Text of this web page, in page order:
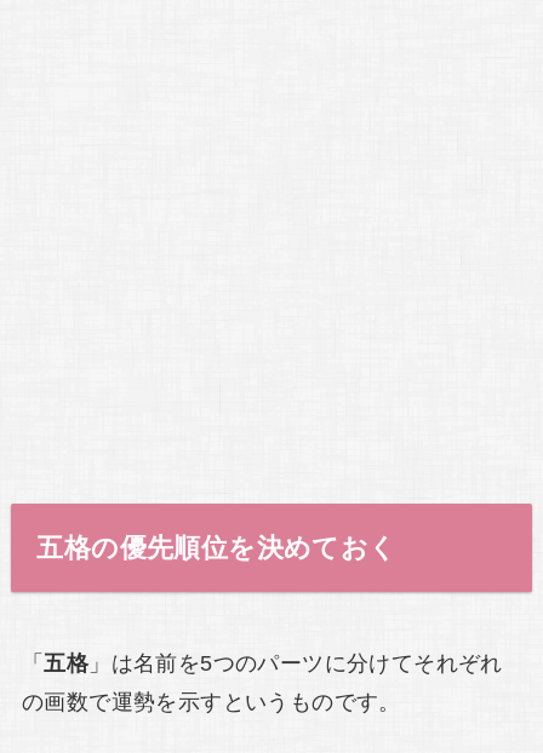
五格の優先順位を決めておく
「五格」は名前を5つのパーツに分けてそれぞれ
の画数で運勢を示すというものです。